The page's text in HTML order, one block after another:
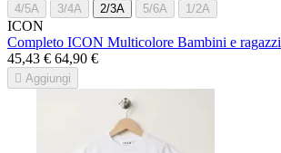
4/5A 3/4A 2/3A 5/6A 1/2A
ICON
Completo ICON Multicolore Bambini e ragazzi
45,43 € 64,90 €
 Aggiungi